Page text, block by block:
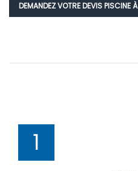
DEMANDEZ VOTRE DEVIS PISCINE
1